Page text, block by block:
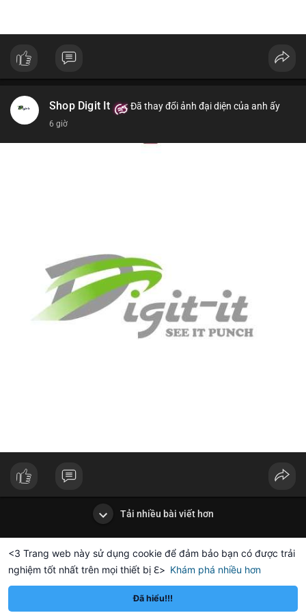
<3 Trang web này sử dụng cookie để đảm bảo bạn có được trải
nghiệm tốt nhất trên mọi thiết bị ℇ> Khám phá nhiều hơn
Đã hiểu!!!
-2.30% Solana SOL $76.14 -1.44% BNB
Shop Digit It Đã thay đổi ảnh đại diện của anh ấy
6 giờ
Tải nhiều bài viết hơn